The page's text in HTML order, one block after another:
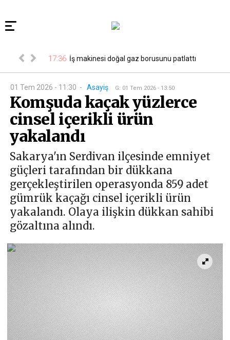
Cuma
17:36 İş makinesi doğal gaz borusunu patlattı
01 Tem 2026 - 11:30 - Asayiş G: 01 Tem 2026 - 13:50
Komşuda kaçak yüzlerce
cinsel içerikli ürün
yakalandı
Sakarya'ın Serdivan ilçesinde emniyet
güçleri tarafından bir dükkana
gerçekleştirilen operasyonda 859 adet
gümrük kaçağı cinsel içerikli ürün
yakalandı. Olaya ilişkin dükkan sahibi
gözaltına alındı.